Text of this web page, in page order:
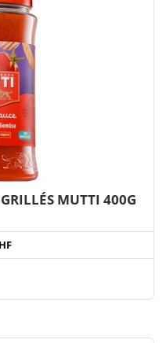
MUTTI 400G